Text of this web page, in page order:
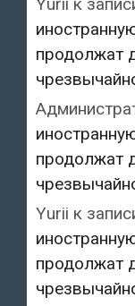
продолжат
продолжат
Yurii к
продолжат